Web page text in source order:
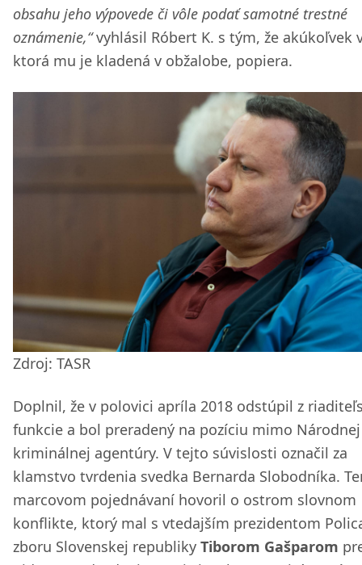
obsahu jeho výpovede či vôle podať samotné trestné
oznámenie,“vyhlásil Róbert K. s tým, že akúkoľvek
ktorá mu je kladená v obžalobe, popiera.
Zdroj: TASR
Doplnil, že v polovici apríla 2018 odstúpil z
funkcie a bol preradený na pozíciu mimo Národnej
kriminálnej agentúry. V tejto súvislosti označil za
klamstvo tvrdenia svedka Bernarda Slobodníka.
marcovom pojednávaní hovoril o ostrom slovnom
konflikte, ktorý mal s vtedajším prezidentom
zboru Slovenskej republiky Tiborom Gašparom